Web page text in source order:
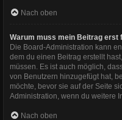
Nach oben
Warum muss mein Beitrag erst
Die Board-Administration kann
dem du einen Beitrag erstellt
müssen. Es ist auch möglich,
von Benutzern hinzugefügt hat,
möchte, bevor sie auf der Seite
Administration, wenn du weitere
Nach oben